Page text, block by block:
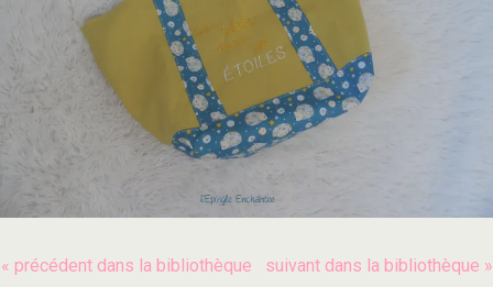
« précédent dans la bibliothèque suivant dans la bibliothèque »